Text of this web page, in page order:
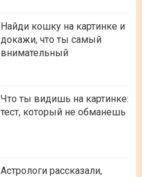
Найди кошку на картинке и
докажи, что ты самый
внимательный
Что ты видишь на картинке:
тест, который не обманешь
Астрологи рассказали,